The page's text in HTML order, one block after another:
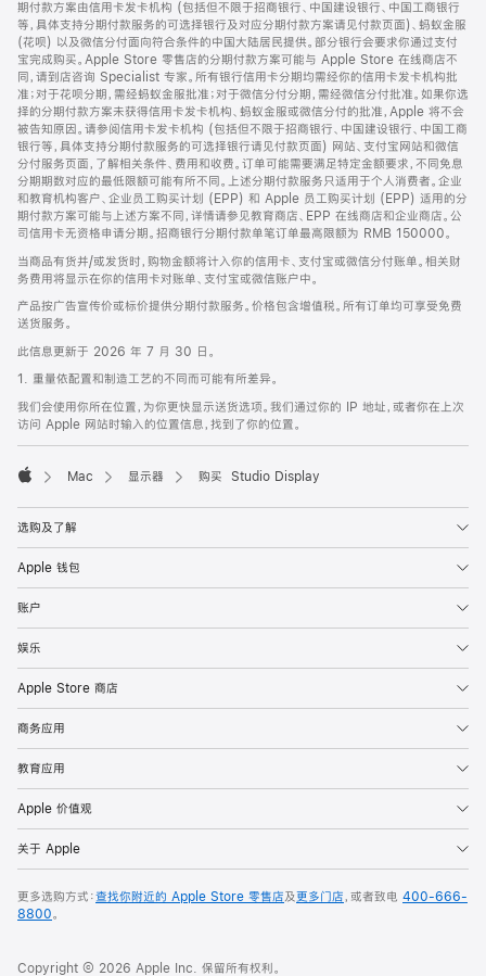
期付款方案由信用卡发卡机构 (包括但不限于招商银行、中国建设银行、中国工商银行
等，具体支持分期付款服务的可选择银行及对应分期付款方案请见付款页面)、蚂蚁金服
(花呗) 以及微信分付面向符合条件的中国大陆居民提供。部分银行会要求你通过支付
宝完成购买。Apple Store 零售店的分期付款方案可能与 Apple Store 在线商店不
同，请到店咨询 Specialist 专家。所有银行信用卡分期均需经你的信用卡发卡机构批
准；对于花呗分期，需经蚂蚁金服批准；对于微信分付分期，需经微信分付批准。如果你选
择的分期付款方案未获得信用卡发卡机构、蚂蚁金服或微信分付的批准，Apple 将不会
被告知原因。请参阅信用卡发卡机构 (包括但不限于招商银行、中国建设银行、中国工商
银行等，具体支持分期付款服务的可选择银行请见付款页面) 网站、支付宝网站和微信
分付服务页面，了解相关条件、费用和收费。订单可能需要满足特定金额要求，不同免息
分期期数对应的最低限额可能有所不同。上述分期付款服务只适用于个人消费者。企业
和教育机构客户、企业员工购买计划 (EPP) 和 Apple 员工购买计划 (EPP) 适用的分
期付款方案可能与上述方案不同，详情请参见教育商店、EPP 在线商店和企业商店。公
司信用卡无资格申请分期。招商银行分期付款单笔订单最高限额为 RMB 150000。
当商品有货并/或发货时，购物金额将计入你的信用卡、支付宝或微信分付账单。相关财
务费用将显示在你的信用卡对账单、支付宝或微信账户中。
产品按广告宣传价或标价提供分期付款服务。价格包含增值税。所有订单均可享受免费
送货服务。
此信息更新于 2026 年 7 月 30 日。
1. 重量依配置和制造工艺的不同而可能有所差异。
我们会使用你所在位置，为你更快显示送货选项。我们通过你的 IP 地址，或者你在上次
访问 Apple 网站时输入的位置信息，找到了你的位置。
Mac 显示器 购买 Studio Display
选购及了解
Apple 钱包
账户
娱乐
Apple Store 商店
商务应用
教育应用
Apple 价值观
关于 Apple
更多选购方式：查找你附近的 Apple Store 零售店及更多门店，或者致电 400-666-
8800。
Copyright © 2026 Apple Inc. 保留所有权利。